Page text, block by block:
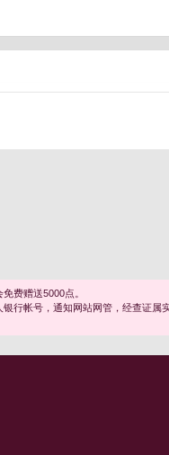
费赠送5000点。
行帐号，通知网站网管，经查证属